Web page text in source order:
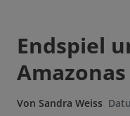
Endspiel
Amazonas
Von Sandra Weiss